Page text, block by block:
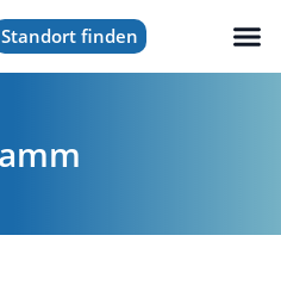
Standort finden